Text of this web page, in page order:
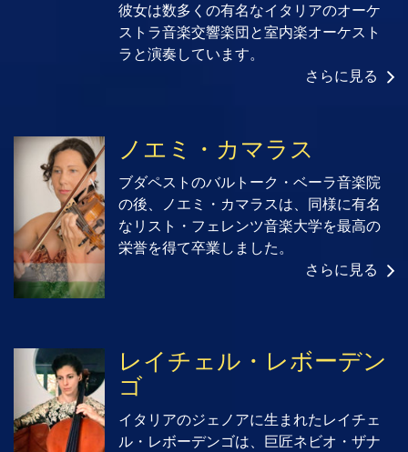
彼女は数多くの有名なイタリアのオーケ
ストラ音楽交響楽団と室内楽オーケスト
ラと演奏しています。
さらに見る
ノエミ・カマラス
ブダペストのバルトーク・ベーラ音楽院
の後、ノエミ・カマラスは、同様に有名
なリスト・フェレンツ音楽大学を最高の
栄誉を得て卒業しました。
さらに見る
レイチェル・レボーデン
ゴ
イタリアのジェノアに生まれたレイチェ
ル・レボーデンゴは、巨匠ネビオ・ザナ